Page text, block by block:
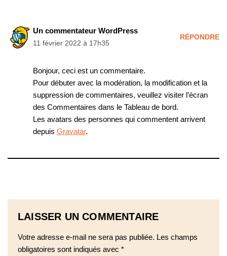
Un commentateur WordPress
11 février 2022 à 17h35
RÉPONDRE
Bonjour, ceci est un commentaire.
Pour débuter avec la modération, la modification et la
suppression de commentaires, veuillez visiter l’écran
des Commentaires dans le Tableau de bord.
Les avatars des personnes qui commentent arrivent
depuis Gravatar.
LAISSER UN COMMENTAIRE
Votre adresse e-mail ne sera pas publiée. Les champs
obligatoires sont indiqués avec *